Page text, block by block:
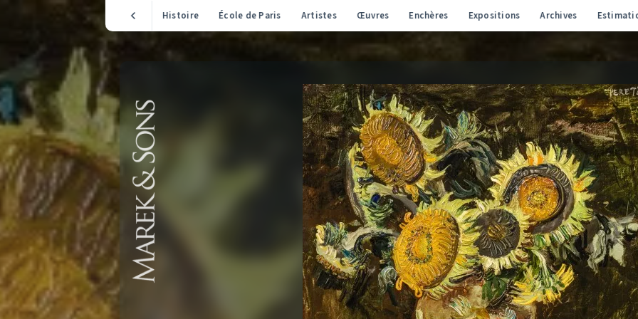
Histoire École de Paris Artistes Œuvres Enchères Expositions Archives